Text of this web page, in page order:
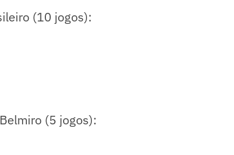
(10 jogos):
(5 jogos):